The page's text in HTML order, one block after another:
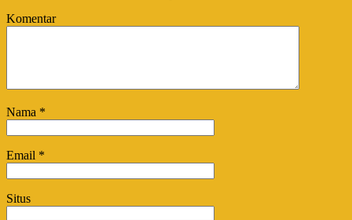
Komentar
Nama *
Email *
Situs